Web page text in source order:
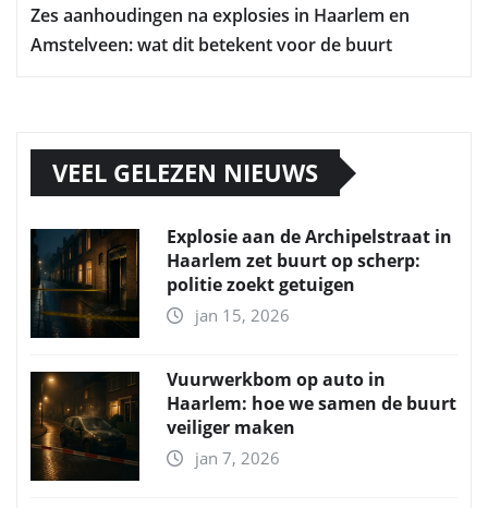
Zes aanhoudingen na explosies in Haarlem en
Amstelveen: wat dit betekent voor de buurt
VEEL GELEZEN NIEUWS
Explosie aan de Archipelstraat in
Haarlem zet buurt op scherp:
politie zoekt getuigen
jan 15, 2026
Vuurwerkbom op auto in
Haarlem: hoe we samen de buurt
veiliger maken
jan 7, 2026